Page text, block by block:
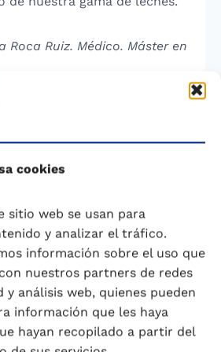
cookies
sitio web se usan para
y analizar el tráfico.
información sobre el uso que
nuestros partners de redes
y análisis web, quienes pueden
información que les haya
hayan recopilado a partir del
Roca Ruiz. Médico. Máster en
SIGUIENTE
a conocerte y a
mejor.
de masa corporal, si tomas